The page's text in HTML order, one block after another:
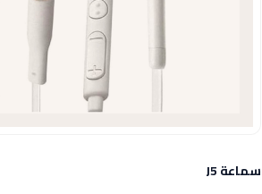
سماعة J5